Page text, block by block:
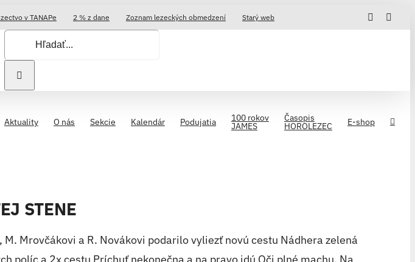
v TANAPe 2 % z dane Zoznam lezeckých obmedzení Starý web Facebook
Hľadať:
Aktuality O nás Sekcie Kalendár Podujatia 100 rokov
JAMES
Časopis
HOROLEZEC E-shop
STENE
Mrovčákovi a R. Novákovi podarilo vyliezť novú cestu Nádhera zelená
políc a 2x cestu Príchuť nekonečna a na pravo idú Oči plné machu. Na